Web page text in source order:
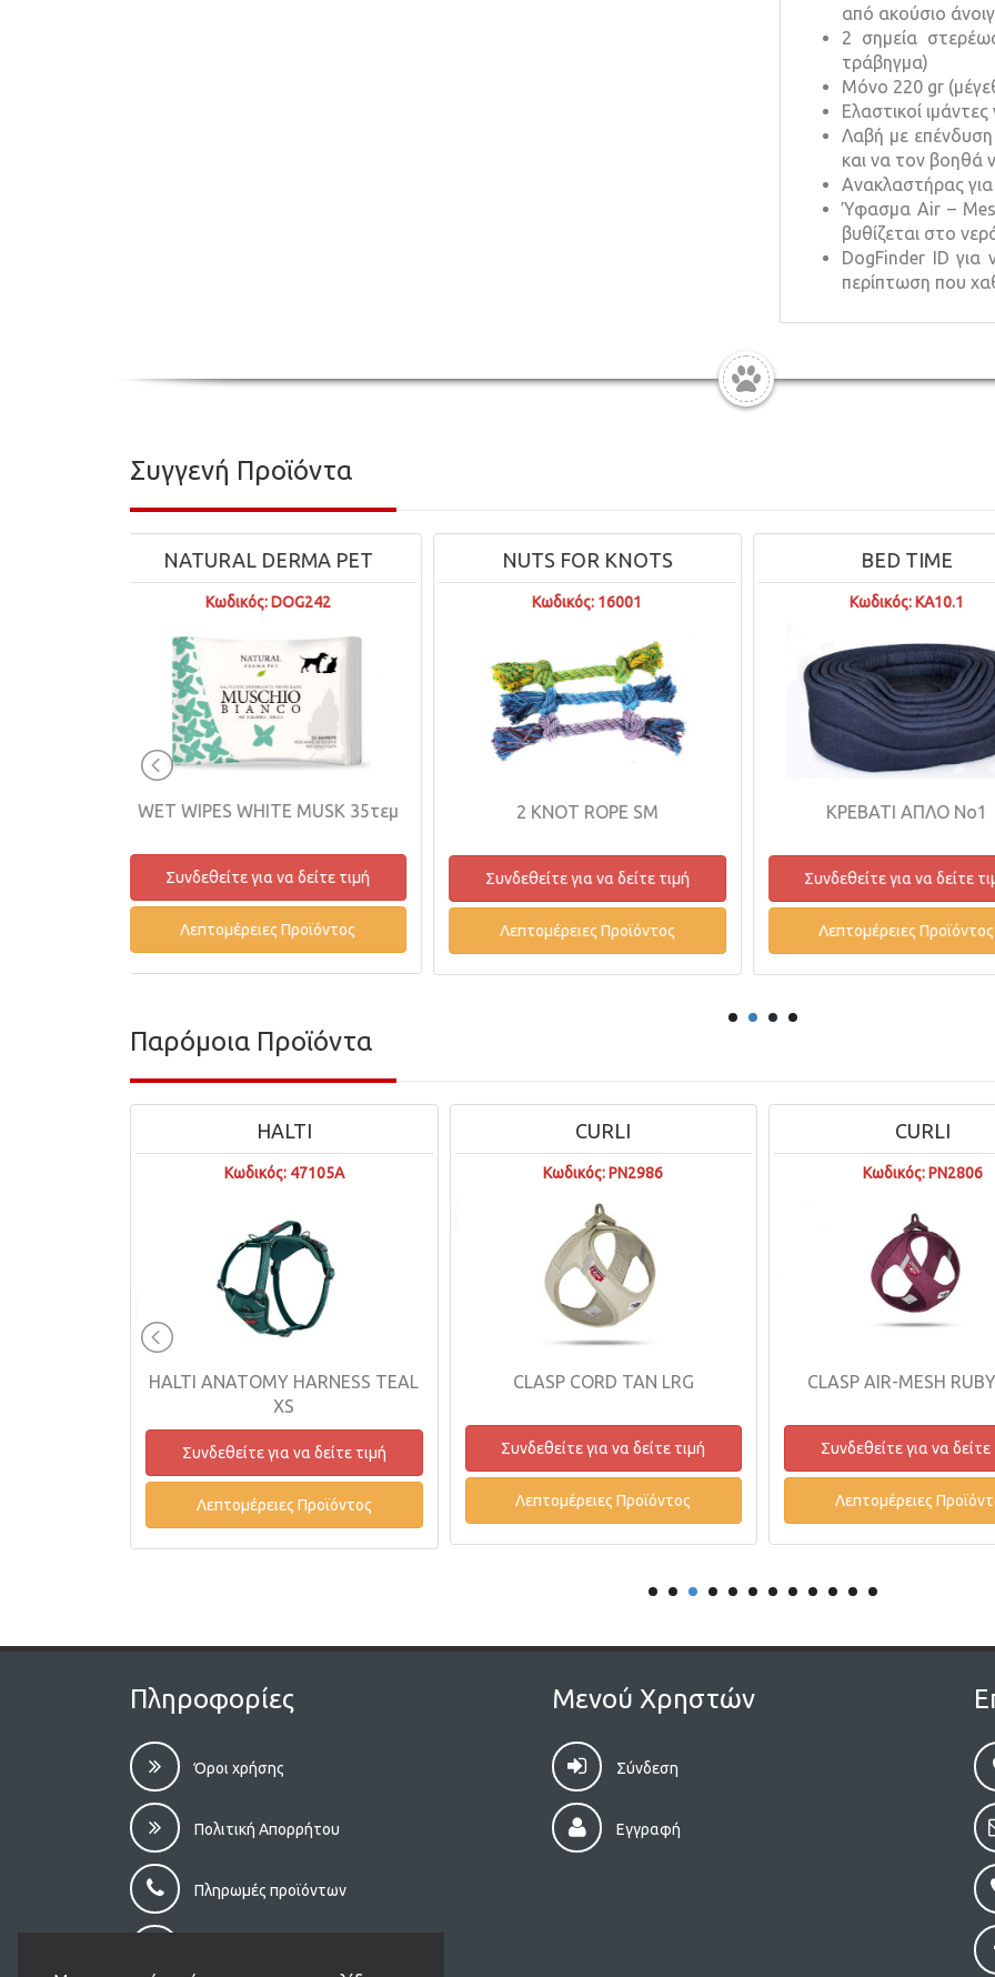
από ακούσιο
2 σημεία
τράβηγμα)
Μόνο 220 gr
Ελαστικοί
Λαβή με
και να τον βοηθά
Ανακλαστήρας
Ύφασμα Αir –
βυθίζεται στο
DogFinder ID για
περίπτωση που
Συγγενή Προϊόντα
NUTS FOR KNOTS
Κωδικός: 16001
2 KNOT ROPE SM
Συνδεθείτε για να δείτε τιμή
Λεπτομέρειες Προϊόντος
BED TIME
Κωδικός: KA10.1
ΚΡΕΒΑΤΙ ΑΠΛΟ No1
Συνδεθείτε για να δείτε τιμή
Λεπτομέρειες Προϊόντος
BAGS ON
Κωδικός:
FIRE COUNTER
Συνδεθείτε για να
Λεπτομέρειες
Παρόμοια Προϊόντα
HALTI
Κωδικός: 47105A
HALTI ANATOMY HARNESS TEAL
XS
Συνδεθείτε για να δείτε τιμή
Λεπτομέρειες Προϊόντος
CURLI
Κωδικός: PN2986
CLASP CORD TAN LRG
Συνδεθείτε για να δείτε τιμή
Λεπτομέρειες Προϊόντος
CURLI
Κωδικός: PN2806
CLASP AIR-MESH
Συνδεθείτε για να δείτε
Λεπτομέρειες
Πληροφορίες
Όροι χρήσης
Πολιτική Απορρήτου
Πληρωμές προϊόντων
Μενού Χρηστών
Σύνδεση
Εγγραφή